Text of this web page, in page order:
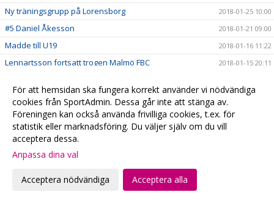
Ny träningsgrupp på Lorensborg 2018-01-25 10:00
#5 Daniel Åkesson 2018-01-21 09:00
Madde till U19 2018-01-16 11:22
Lennartsson fortsatt trogen Malmö FBC 2018-01-15 20:11
Gothia Cup, en succé! 2018-01-14 20:50
Malmöklacken dominerar i Göteborg 2018-01-06 15:00
Skånelaget till Kvartsfinal 2018-01-06 10:32
Gothia Cup - Lördag
Vinst mot samarbetsklubben Hvidovre
För att hemsidan ska fungera korrekt använder vi nödvändiga
cookies från SportAdmin. Dessa går inte att stänga av.
Föreningen kan också använda frivilliga cookies, t.ex. för
statistik eller marknadsföring. Du väljer själv om du vill
acceptera dessa.
Anpassa dina val
Acceptera nödvändiga Acceptera alla